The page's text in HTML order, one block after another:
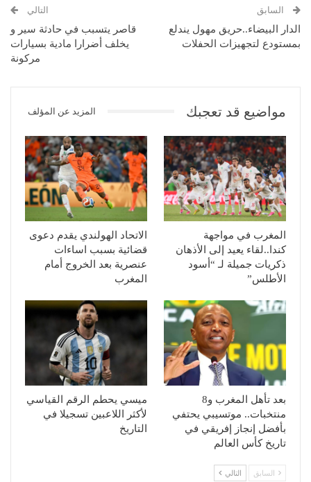
السابق
الدار البيضاء..حريق مهول يندلع
بمستودع لتجهيزات الحفلات
التالي
قاصر يتسبب في حادثة سير و
يخلف أضرارا مادية بسيارات
مركونة
مواضيع قد تعجبك المزيد عن المؤلف
المغرب في مواجهة
كندا..لقاء يعيد إلى الأذهان
ذكريات جميلة لـ “أسود
الأطلس”
الاتحاد الهولندي يقدم دعوى
قضائية بسبب اساءات
عنصرية بعد الخروج أمام
المغرب
بعد تأهل المغرب و8
منتخبات.. موتسيبي يحتفي
بأفضل إنجاز إفريقي في
تاريخ كأس العالم
ميسي يحطم الرقم القياسي
لأكثر اللاعبين تسجيلا في
التاريخ
السابق التالي